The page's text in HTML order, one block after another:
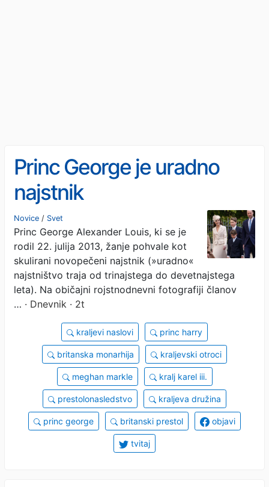
Princ George je uradno
najstnik
Novice / Svet
Princ George Alexander Louis, ki se je
rodil 22. julija 2013, žanje pohvale kot
skulirani novopečeni najstnik (»uradno«
najstništvo traja od trinajstega do devetnajstega
leta). Na običajni rojstnodnevni fotografiji članov
… · Dnevnik · 2t
kraljevi naslovi princ harry
britanska monarhija kraljevski otroci
meghan markle kralj karel iii.
prestolonasledstvo kraljeva družina
princ george britanski prestol objavi
tvitaj